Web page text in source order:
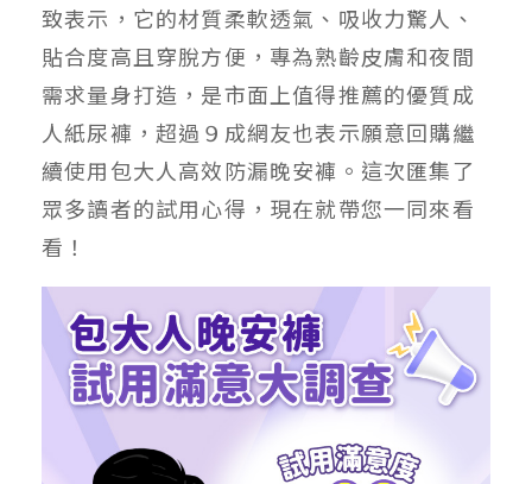
致表示，它的材質柔軟透氣、吸收力驚人、
貼合度高且穿脫方便，專為熟齡皮膚和夜間
需求量身打造，是市面上值得推薦的優質成
人紙尿褲，超過９成網友也表示願意回購繼
續使用包大人高效防漏晚安褲。這次匯集了
眾多讀者的試用心得，現在就帶您一同來看
看！